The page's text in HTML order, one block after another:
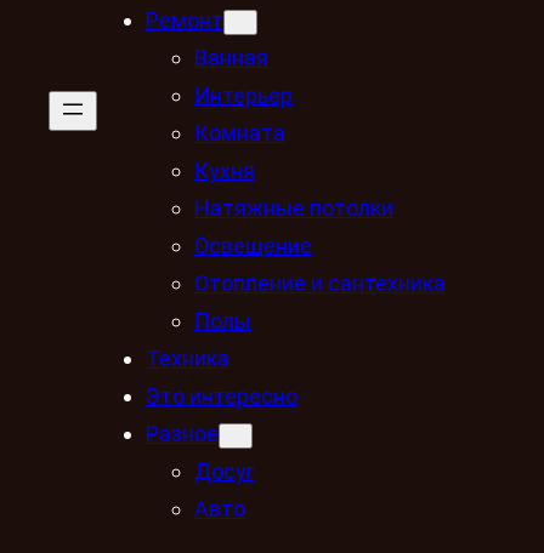
Ремонт
Ванная
Интерьер
Комната
Кухня
Натяжные потолки
Освещение
Отопление и сантехника
Полы
Техника
Это интересно
Разное
Досуг
Авто